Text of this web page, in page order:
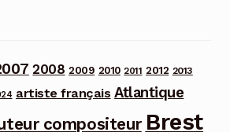
2008 2009 2010 2011 2012 2013
artiste français Atlantique
compositeur Brest